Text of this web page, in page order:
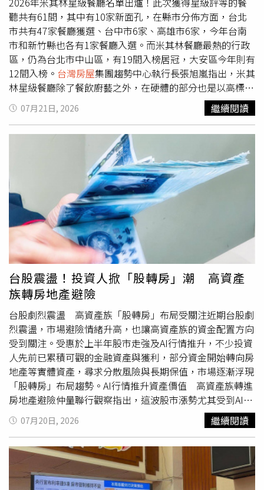
帶動個人理財週轉金、企業營運資金及金融相關貸款增加，
使銀行整體放款規模快速擴張。今年5月底，其他放款年增
率達12.41%，明顯高於不動產貸款的3.49%。換句話說，
並非房貸金額縮水，而是其他放款跑得更快，才形成「不動
產貸款集中度下降、貸款餘額仍增加」的統計結果。對購屋
人而言，這項數據也透露，銀行資金並未完全離開房市，而
是授信結構更加多元，房貸市場則從過去快速擴張，逐步轉
向審慎、穩健承作。信用管制有效降溫 短期炒作買盤退場
大家房屋企劃研究室公關襄理賴志昶分析，央行近幾波信用
管制，已有效抑制短期炒作風氣，讓過去跟風進場、高槓桿
操作或期待短期轉售獲利的買盤逐漸淡出，也使不動產貸款
集中度明顯下降。從市場結構來看，信用管制並非讓所有購
屋需求消失，而是提高多屋族及投資型買方的資金門檻，使
資金與需求重新分流。短期投機需求降溫後，市場逐步回到
以首購、自住、換屋及長期持有需求為主的交易格局。張旭
嵐指出，目前市場並非沒有買方，而是從過去追價、搶進的
熱絡狀態，逐漸轉向以自住需求為核心的理性交易。首購族
仍有成家需求，換屋族也有改善居住品質的實際需要，成為
現階段支撐市場的重要力量。近年最大交屋潮 撐住房貸餘
額續增針對不動產貸款餘額仍緩步上升，賴志昶分析，主因
之一是2020年正值房市多頭，當時大量預售建案進場銷
售，若以平均約5年工期推估，完工交屋時間多集中於2025
年至2026年。他認為，2025年至2026年甚至可說是近年最
大一波新案交屋潮。隨著預售屋陸續完工、買方辦理對保與
房貸撥款，相關貸款需求集中入帳，因此即使當前房市成交
量降溫，不動產貸款餘額仍可能持續緩步增加。這也顯示，
房貸餘額增加不完全來自當期新增買氣，部分其實是數年前
預售交易延後反映的交屋與撥款需求。貸款餘額增加 不等
於房市全面回溫不過，兩位專家均提醒，不動產貸款餘額增
加，不宜直接等同於市場交易量全面回升，更不能據此解讀
為銀行資金已全面回流房市。張旭嵐表示，房貸還款年期普
遍較長，舊有貸款餘額消化速度有限，加上過去預售案陸續
完工交屋，即使近期市場交易量下降，整體貸款餘額仍可能
增加。賴志昶指出，根據內政部統計，今年上半年建物買賣
聽共有61間，其中有10家新面孔，在縣市分佈方面，台北
市共有47家餐廳獲選、台中市6家、高雄市6家，今年台南
市和新竹縣也各有1家餐廳入選。而米其林餐廳最熱的行政
區，仍為台北市中山區，有19間入榜居冠，大安區今年則有
12間入榜。 台灣房屋集團趨勢中心執行長張旭嵐指出，米其
林星級餐廳除了餐飲廚藝之外，在硬體的部分也是以高標準
規劃，因此空間需求大，且從裝潢氛圍、服務人員比例、動
線都經過特別設計，投入的裝潢費用也所費不貲，除了星級
飯店之外，選擇店面也得找空間大的新大樓，比較有足夠資
源可以配合規劃，即使是走精緻小眾的巷弄私廚，打造規格
也絲毫馬虎不得。米其林餐廳最密集的中山區，主要分布在
兩大高端商圈，一為晶華商圈，國際客多，餐飲要求水準
高；另外一個則為大直內湖商圈，除了因水岸豪宅聚落，豪
宅客層密度高，加上臨近內科園區，匯集大量高收入消費族
群，因此大直內湖商圈成為國內最具指標性的米其林商圈。
至於大安區亦有12間餐廳入榜，不乏隱身巷弄的日本料理
店，東區大型餐飲店面多在主幹道，逛街人潮多隱密性不
高，反倒催生了巷弄店面商機，尤其日本料理店講究溫馨氛
圍，近距離和師傅互動，鑑賞製作過程，因此整體空間需求
不如歐式料理或西餐廳高，大安區巷弄內鬧中取靜的特質，
更能符合日本料理經營氛圍需求。此外，新竹與台南這次也
首度摘星。其中新竹首間摘星的餐廳「鮨安」，位於竹北高
鐵特區，周邊鄰里近年的家戶平均年所得超過300萬元，是
全台灣最富有的區域之一，被視為台北之外的「新天龍
國」，居民的高所得，也帶動高消費餐飲的崛起，成功孕育
出新竹地區首間米其林摘星餐廳。台灣小吃之都的台南市，
也憑藉漁光島上新開幕的「予島」，晉升米其林星級城市。
漁光島雖是居住人口稀少的海岸沙洲，但沙灘美景吸引大量
遊客到訪，且漁光島還鄰近亞果遊艇港，是富人休閒娛樂的
重鎮，加上漁光島旁的安平五期重劃區，不僅是台南市的府
會行政中樞，也是台南市高樓建築最密集的豪宅聚落，因此
對精緻餐飲的接受度高，順利讓台南在米其林的星級爭霸中
突圍。
07月21日, 2026 繼續閱讀
台股震盪！投資人掀「股轉房」潮 高資產
族轉房地產避險
台股劇烈震盪 高資產族「股轉房」布局受關注近期台股劇
烈震盪，市場避險情緒升高，也讓高資產族的資金配置方向
受到關注。受惠於上半年股市走強及AI行情推升，不少投資
人先前已累積可觀的金融資產與獲利，部分資金開始轉向房
地產等實體資產，尋求分散風險與長期保值，市場逐漸浮現
「股轉房」布局趨勢。AI行情推升資產價值 高資產族轉進
房地產避險仲量聯行觀察指出，這波股市漲勢尤其受到AI題
材推升，不只放大科技資產價值，也讓部分高資產族重新調
整資產配置，將獲利資金移往房地產等實體資產，作為分散
風險與保值布局的一環。EBC《理財必修課》主持人「基金
小姐姐」詹璇依也指出，「股轉房」的現象，主要來自部分
投資人在股市大漲後選擇獲利了結。她認為，上半年台股表
現相當亮眼，帶動資金開始尋找相對穩定的停泊點，而高端
07月20日, 2026 繼續閱讀